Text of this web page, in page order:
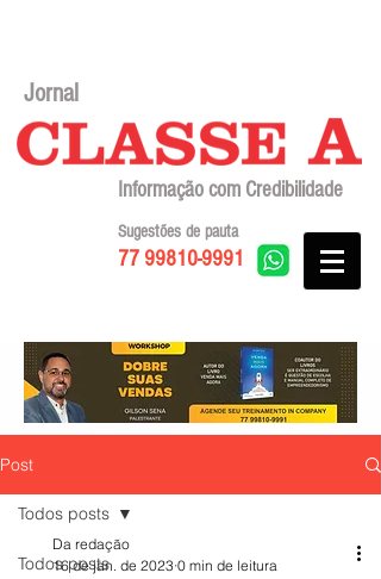
Jornal
Informação com Credibilidade
77 99810-9991
Sugestões de pauta
Post
Todos posts
Todos posts
Da redação
16 de jan. de 2023 0 min de leitura